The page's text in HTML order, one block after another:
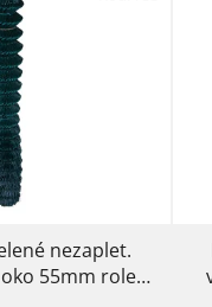
nezaplet.
55mm role